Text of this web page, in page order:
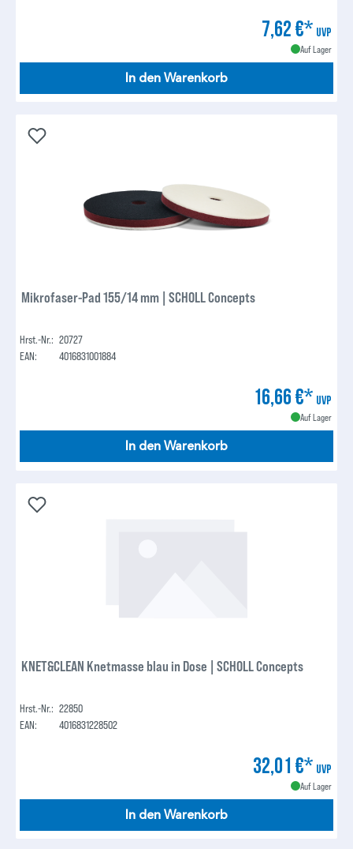
7,62 €* UVP
Auf Lager
In den Warenkorb
Mikrofaser-Pad 155/14 mm | SCHOLL Concepts
Hrst.-Nr.: 20727
EAN:
4016831001884
16,66 €* UVP
Auf Lager
In den Warenkorb
KNET&CLEAN Knetmasse blau in Dose | SCHOLL Concepts
Hrst.-Nr.: 22850
EAN:
4016831228502
32,01 €* UVP
Auf Lager
In den Warenkorb